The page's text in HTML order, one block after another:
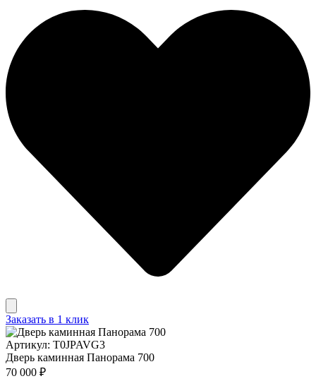
Заказать в 1 клик
Артикул: T0JPAVG3
Дверь каминная Панорама 700
70 000 ₽